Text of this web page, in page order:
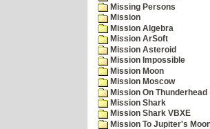
Missing Persons
Mission
Mission Algebra
Mission ArSoft
Mission Asteroid
Mission Impossible
Mission Moon
Mission Moscow
Mission On Thunderhead
Mission Shark
Mission Shark VBXE
Mission To Jupiter's